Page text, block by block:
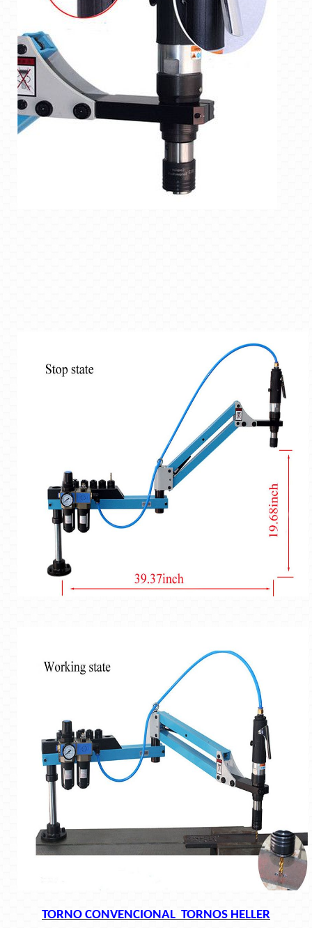
TORNO CONVENCIONAL TORNOS HELLER